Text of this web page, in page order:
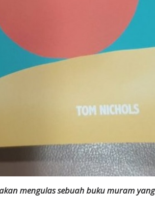
mengulas sebuah buku muram